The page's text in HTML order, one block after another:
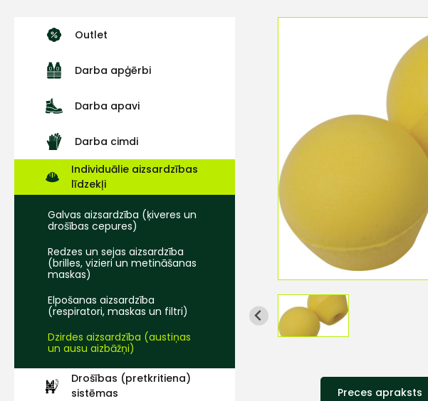
Outlet
Darba apģērbi
Darba apavi
Darba cimdi
Individuālie aizsardzības
līdzekļi
Galvas aizsardzība (ķiveres un
drošības cepures)
Redzes un sejas aizsardzība
(brilles, vizieri un metināšanas
maskas)
Elpošanas aizsardzība
(respiratori, maskas un filtri)
Dzirdes aizsardzība (austiņas
un ausu aizbāžņi)
Drošības (pretkritiena)
sistēmas
Preces apraksts